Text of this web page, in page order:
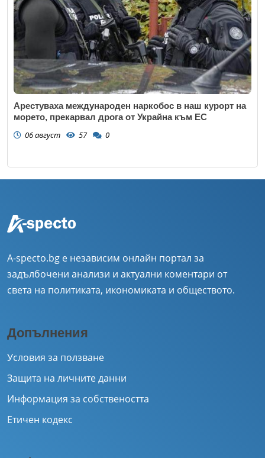
Арестуваха международен наркобос в наш курорт на
морето, прекарвал дрога от Украйна към ЕС
06 август 57 0
A-specto.bg е независим онлайн портал за
задълбочени анализи и актуални коментари от
света на политиката, икономиката и обществото.
Допълнения
Условия за ползване
Защита на личните данни
Информация за собствеността
Етичен кодекс